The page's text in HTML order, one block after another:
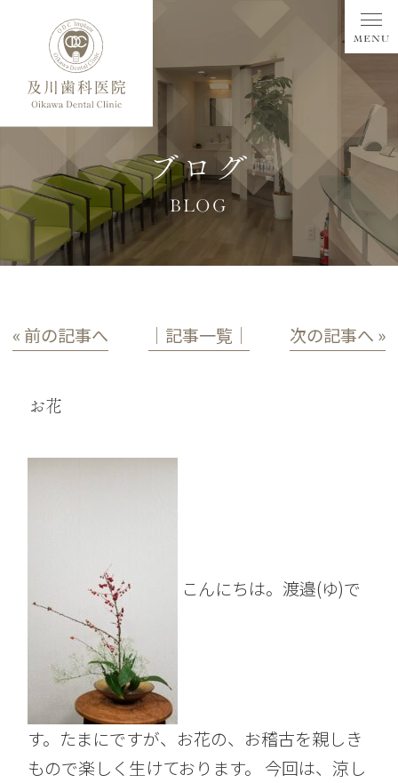
ブログ
BLOG
« 前の記事へ │記事一覧│ 次の記事へ »
お花
こんにちは。渡邉(ゆ)で
す。たまにですが、お花の、お稽古を親しき
もので楽しく生けております。 今回は、涼し